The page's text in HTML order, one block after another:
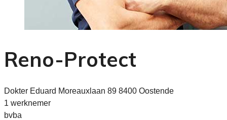
Reno-Protect
Dokter Eduard Moreauxlaan 89 8400 Oostende
1 werknemer
bvba